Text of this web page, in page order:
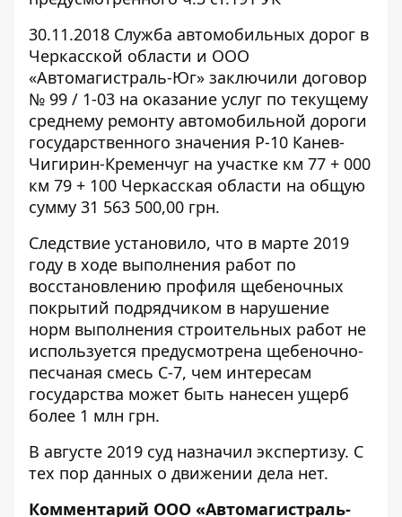
30.11.2018 Служба автомобильных дорог в
Черкасской области и ООО
«Автомагистраль-Юг» заключили договор
№ 99 / 1-03 на оказание услуг по текущему
среднему ремонту автомобильной дороги
государственного значения Р-10 Канев-
Чигирин-Кременчуг на участке км 77 + 000
км 79 + 100 Черкасская области на общую
сумму 31 563 500,00 грн.
Следствие установило, что в марте 2019
году в ходе выполнения работ по
восстановлению профиля щебеночных
покрытий подрядчиком в нарушение
норм выполнения строительных работ не
используется предусмотрена щебеночно-
песчаная смесь С-7, чем интересам
государства может быть нанесен ущерб
более 1 млн грн.
В августе 2019 суд назначил экспертизу. С
тех пор данных о движении дела нет.
Комментарий ООО «Автомагистраль-